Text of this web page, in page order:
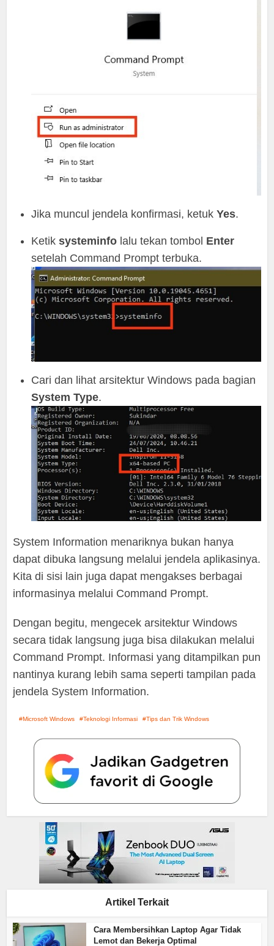
Jika muncul jendela konfirmasi, ketukYes.
Ketiksysteminfo lalu tekan tombol Enter
setelah Command Prompt terbuka.
Cari dan lihat arsitektur Windows pada bagian
System Type.
System Information menariknya bukan hanya
dapat dibuka langsung melalui jendela aplikasinya.
Kita di sisi lain juga dapat mengakses berbagai
informasinya melalui Command Prompt.
Dengan begitu, mengecek arsitektur Windows
secara tidak langsung juga bisa dilakukan melalui
Command Prompt. Informasi yang ditampilkan pun
nantinya kurang lebih sama seperti tampilan pada
jendela System Information.
Microsoft Windows Teknologi Informasi Tips dan Trik Windows
Artikel Terkait
Cara Membersihkan Laptop Agar Tidak
Lemot dan Bekerja Optimal